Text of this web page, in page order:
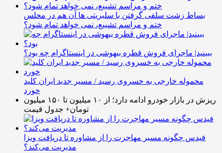
بساط زشت سلفی گرفتن با سلبریتی ها آن هم در محلس
ختم و مراسم تشییع، نمی خواهد تمام شود؟
ببینید| ماجرای فروش قطره بیهوشی در اینستاگرام چه بود؟
محموله خارجی به خسروی رسید / مسیر جدید ایران کلید
خورد
ریزش در بازار خودرو ادامه دارد؛ از ۱۰ میلیون تا ۱۵۰ میلیون
تومان+ جدول قیمت
فیدس چگونه مسیر مهاجرت را از مشاوره تا دریافت ویزا
مدیریت می‌کند؟